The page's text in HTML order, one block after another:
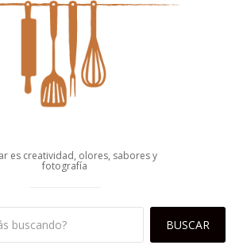
es creatividad, olores, sabores y
fotografía